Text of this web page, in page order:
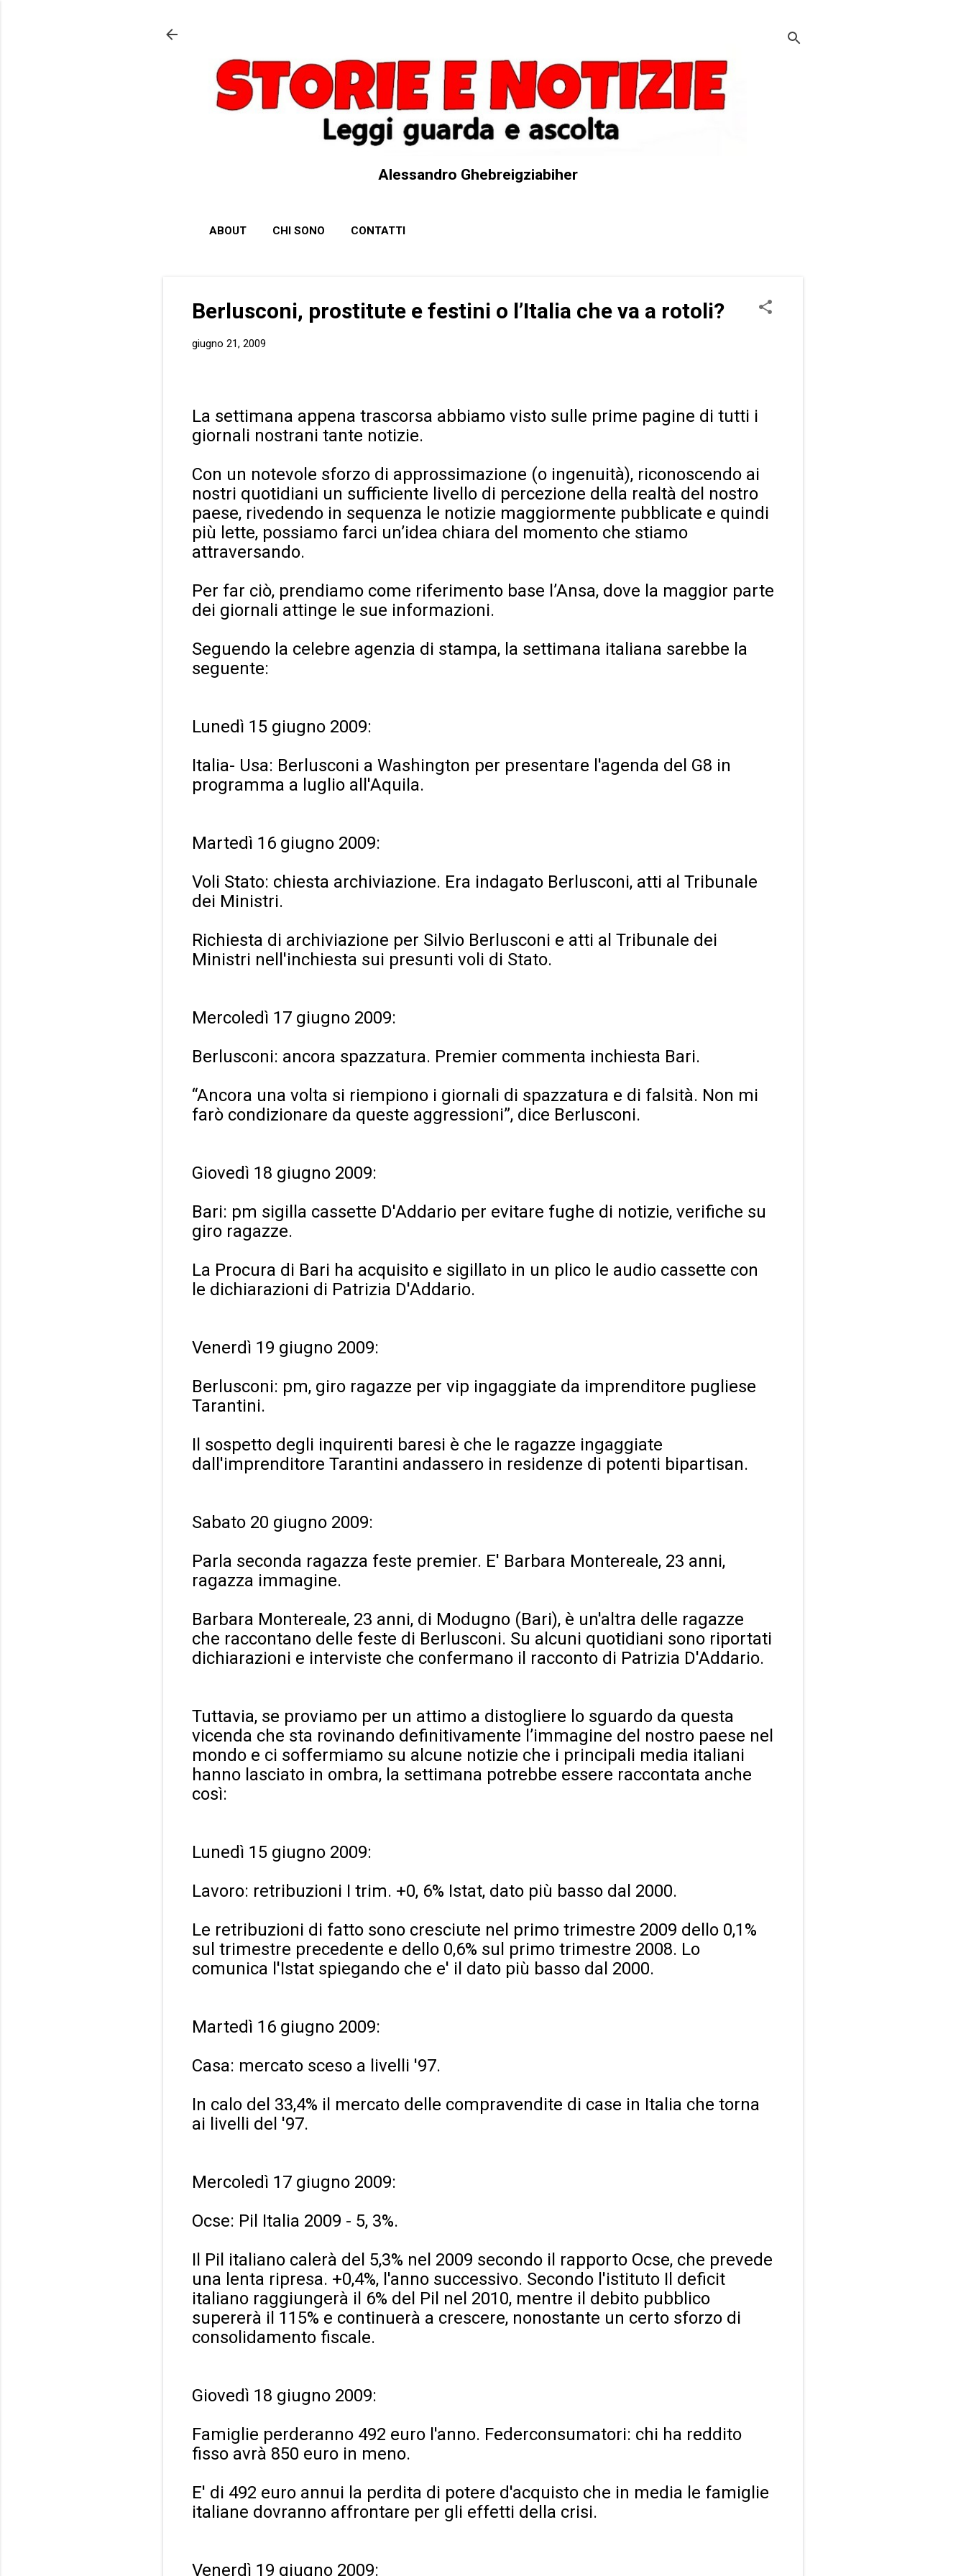
Alessandro Ghebreigziabiher
ABOUT CHI SONO CONTATTI
Berlusconi, prostitute e festini o l’Italia che va a rotoli?
giugno 21, 2009
La settimana appena trascorsa abbiamo visto sulle prime pagine di tutti i
giornali nostrani tante notizie.
Con un notevole sforzo di approssimazione (o ingenuità), riconoscendo ai
nostri quotidiani un sufficiente livello di percezione della realtà del nostro
paese, rivedendo in sequenza le notizie maggiormente pubblicate e quindi
più lette, possiamo farci un’idea chiara del momento che stiamo
attraversando.
Per far ciò, prendiamo come riferimento base l’Ansa, dove la maggior parte
dei giornali attinge le sue informazioni.
Seguendo la celebre agenzia di stampa, la settimana italiana sarebbe la
seguente:
Lunedì 15 giugno 2009:
Italia- Usa: Berlusconi a Washington per presentare l'agenda del G8 in
programma a luglio all'Aquila.
Martedì 16 giugno 2009:
Voli Stato: chiesta archiviazione. Era indagato Berlusconi, atti al Tribunale
dei Ministri.
Richiesta di archiviazione per Silvio Berlusconi e atti al Tribunale dei
Ministri nell'inchiesta sui presunti voli di Stato.
Mercoledì 17 giugno 2009:
Berlusconi: ancora spazzatura. Premier commenta inchiesta Bari.
“Ancora una volta si riempiono i giornali di spazzatura e di falsità. Non mi
farò condizionare da queste aggressioni”, dice Berlusconi.
Giovedì 18 giugno 2009:
Bari: pm sigilla cassette D'Addario per evitare fughe di notizie, verifiche su
giro ragazze.
La Procura di Bari ha acquisito e sigillato in un plico le audio cassette con
le dichiarazioni di Patrizia D'Addario.
Venerdì 19 giugno 2009:
Berlusconi: pm, giro ragazze per vip ingaggiate da imprenditore pugliese
Tarantini.
Il sospetto degli inquirenti baresi è che le ragazze ingaggiate
dall'imprenditore Tarantini andassero in residenze di potenti bipartisan.
Sabato 20 giugno 2009:
Parla seconda ragazza feste premier. E' Barbara Montereale, 23 anni,
ragazza immagine.
Barbara Montereale, 23 anni, di Modugno (Bari), è un'altra delle ragazze
che raccontano delle feste di Berlusconi. Su alcuni quotidiani sono riportati
dichiarazioni e interviste che confermano il racconto di Patrizia D'Addario.
Tuttavia, se proviamo per un attimo a distogliere lo sguardo da questa
vicenda che sta rovinando definitivamente l’immagine del nostro paese nel
mondo e ci soffermiamo su alcune notizie che i principali media italiani
hanno lasciato in ombra, la settimana potrebbe essere raccontata anche
così:
Lunedì 15 giugno 2009:
Lavoro: retribuzioni I trim. +0, 6% Istat, dato più basso dal 2000.
Le retribuzioni di fatto sono cresciute nel primo trimestre 2009 dello 0,1%
sul trimestre precedente e dello 0,6% sul primo trimestre 2008. Lo
comunica l'Istat spiegando che e' il dato più basso dal 2000.
Martedì 16 giugno 2009:
Casa: mercato sceso a livelli '97.
In calo del 33,4% il mercato delle compravendite di case in Italia che torna
ai livelli del '97.
Mercoledì 17 giugno 2009:
Ocse: Pil Italia 2009 - 5, 3%.
Il Pil italiano calerà del 5,3% nel 2009 secondo il rapporto Ocse, che prevede
una lenta ripresa. +0,4%, l'anno successivo. Secondo l'istituto Il deficit
italiano raggiungerà il 6% del Pil nel 2010, mentre il debito pubblico
supererà il 115% e continuerà a crescere, nonostante un certo sforzo di
consolidamento fiscale.
Giovedì 18 giugno 2009:
Famiglie perderanno 492 euro l'anno. Federconsumatori: chi ha reddito
fisso avrà 850 euro in meno.
E' di 492 euro annui la perdita di potere d'acquisto che in media le famiglie
italiane dovranno affrontare per gli effetti della crisi.
Venerdì 19 giugno 2009: